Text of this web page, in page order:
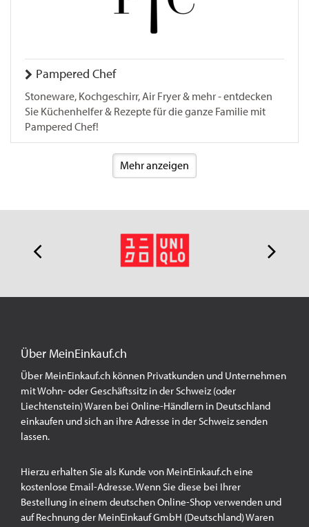
Pampered Chef
Stoneware, Kochgeschirr, Air Fryer & mehr - entdecken
Sie Küchenhelfer & Rezepte für die ganze Familie mit
Pampered Chef!
Mehr anzeigen
Über MeinEinkauf.ch
Über MeinEinkauf.ch können Privatkunden und Unternehmen
mit Wohn- oder Geschäftssitz in der Schweiz (oder
Liechtenstein) Waren bei Online-Händlern in Deutschland
einkaufen und sich an ihre Adresse in der Schweiz senden
lassen.
Hierzu erhalten Sie als Kunde von MeinEinkauf.ch eine
kostenlose Email-Adresse. Wenn Sie diese bei Ihrer
Bestellung in einem deutschen Online-Shop verwenden und
auf Rechnung der MeinEinkauf GmbH (Deutschland) Waren